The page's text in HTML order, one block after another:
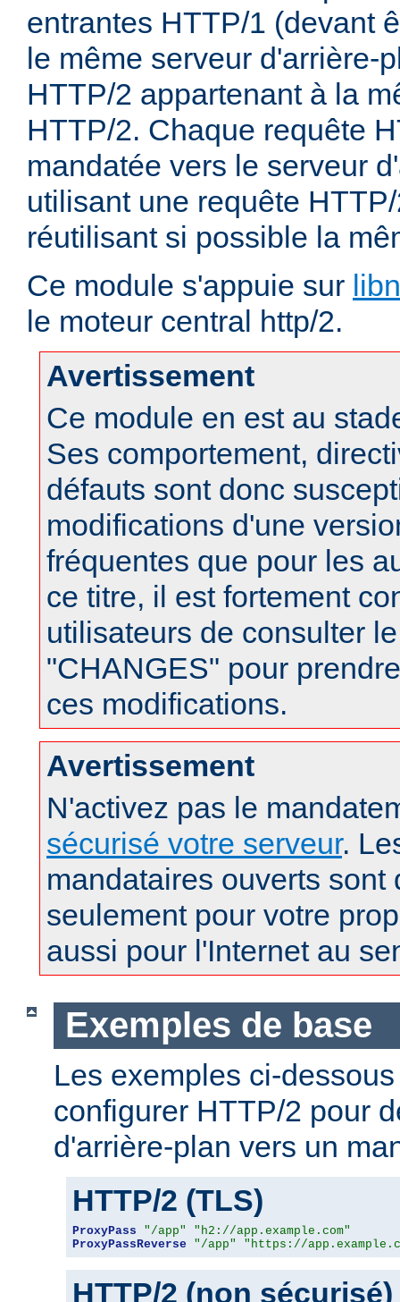
entrantes HTTP/1 (devant
le même serveur d'arrière-
HTTP/2 appartenant à la
HTTP/2. Chaque requête
mandatée vers le serveur
utilisant une requête
réutilisant si possible la
Ce module s'appuie sur
le moteur central http/2.
Avertissement
Ce module en est au
Ses comportement,
défauts sont donc
modifications d'une
fréquentes que pour les
ce titre, il est fortement
utilisateurs de consulter
"CHANGES" pour
ces modifications.
Avertissement
N'activez pas le
sécurisé votre serveur.
mandataires ouverts sont
seulement pour votre
aussi pour l'Internet au
Exemples de base
Les exemples ci-
configurer HTTP/2 pour
d'arrière-plan vers un
HTTP/2 (TLS)
ProxyPass "/app"
"h2://app.example.com"
ProxyPassReverse
"/app" "https://
HTTP/2 (non sécurisé)